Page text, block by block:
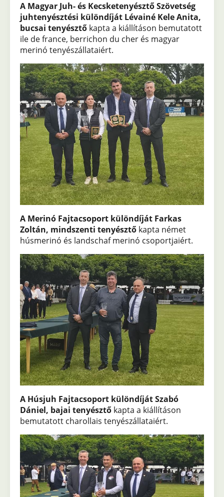
A Magyar Juh- és Kecsketenyésztő Szövetség
juhtenyésztési különdíját Lévainé Kele Anita,
bucsai tenyésztő kapta a kiállításon bemutatott
ile de france, berrichon du cher és magyar
merinó tenyészállataiért.
A Merinó Fajtacsoport különdíját Farkas
Zoltán, mindszenti tenyésztő kapta német
húsmerinó és landschaf merinó csoportjaiért.
A Húsjuh Fajtacsoport különdíjátSzabó
Dániel, bajai tenyésztő kapta a kiállításon
bemutatott charollais tenyészállataiért.